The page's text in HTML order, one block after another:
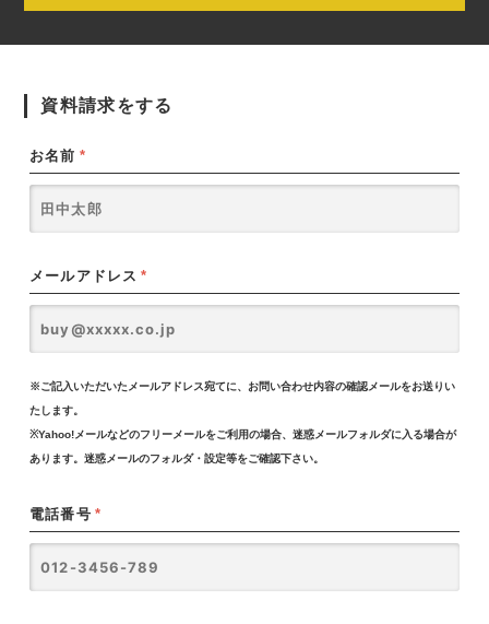
資料請求をする
お名前 *
メールアドレス *
※ご記入いただいたメールアドレス宛てに、お問い合わせ内容の確認メールをお送りい
たします。
※Yahoo!メールなどのフリーメールをご利用の場合、迷惑メールフォルダに入る場合が
あります。迷惑メールのフォルダ・設定等をご確認下さい。
電話番号 *